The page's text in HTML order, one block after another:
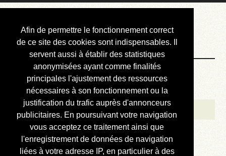
Afin de permettre le fonctionnement correct
de ce site des cookies sont indispensables. Il
servent aussi à établir des statistiques
anonymisées ayant comme finalités
principales l'ajustement des ressources
nécessaires à son fonctionnement ou la
justification du trafic auprès d'annonceurs
publicitaires. En poursuivant votre navigation
vous acceptez ce traitement ainsi que
l'enregistrement de données de navigation
liées à votre adresse IP, en particulier à des
Courbis, « LE »
Blog Officiel
Bienvenue
Réalisations
Divers (et d’été)
Annonces
Liens externes